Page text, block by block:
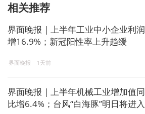
相关推荐
界面晚报 | 上半年工业中小企业利润
增16.9%；新冠阳性率上升趋缓
界面晚报 1天前
界面晚报 | 上半年机械工业增加值同
比增6.4%；台风“白海豚”明日将进入